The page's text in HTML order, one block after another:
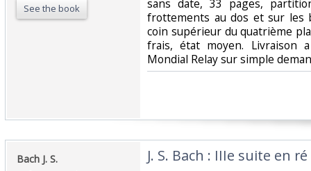
See the book
sans date, 33 pages,
frottements au dos et sur les
coin supérieur du quatrième
frais, état moyen. Livraison
Mondial Relay sur simple
‎Bach J. S.‎ ‎J. S. Bach : IIIe suite en